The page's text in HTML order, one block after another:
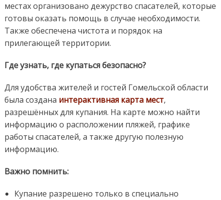
местах организовано дежурство спасателей, которые
готовы оказать помощь в случае необходимости.
Также обеспечена чистота и порядок на
прилегающей территории.
Где узнать, где купаться безопасно?
Для удобства жителей и гостей Гомельской области
была создана интерактивная карта мест,
разрешённых для купания. На карте можно найти
информацию о расположении пляжей, графике
работы спасателей, а также другую полезную
информацию.
Важно помнить:
Купание разрешено только в специально